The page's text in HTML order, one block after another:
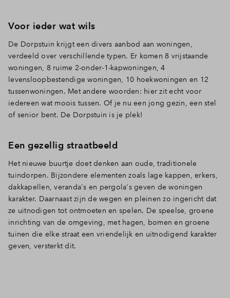
Inloggen
Voor ieder wat wils
De Dorpstuin krijgt een divers aanbod aan woningen,
verdeeld over verschillende typen. Er komen 8 vrijstaande
woningen, 8 ruime 2-onder-1-kapwoningen, 4
levensloopbestendige woningen, 10 hoekwoningen en 12
tussenwoningen. Met andere woorden: hier zit echt voor
iedereen wat moois tussen. Of je nu een jong gezin, een stel
of senior bent. De Dorpstuin is je plek!
Een gezellig straatbeeld
Het nieuwe buurtje doet denken aan oude, traditionele
tuindorpen. Bijzondere elementen zoals lage kappen, erkers,
dakkapellen, veranda's en pergola's geven de woningen
karakter. Daarnaast zijn de wegen en pleinen zo ingericht dat
ze uitnodigen tot ontmoeten en spelen. De speelse, groene
inrichting van de omgeving, met hagen, bomen en groene
tuinen die elke straat een vriendelijk en uitnodigend karakter
geven, versterkt dit.